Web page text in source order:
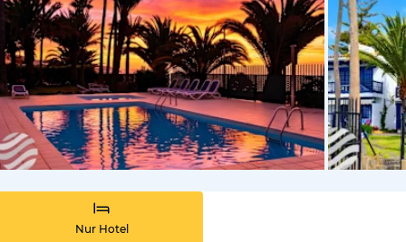
von
Nur Hotel